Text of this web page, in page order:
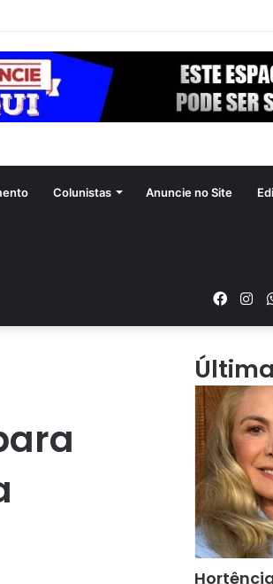
cães e reitera que o ato é crime inafiançável
Colunistas Anuncie no Site